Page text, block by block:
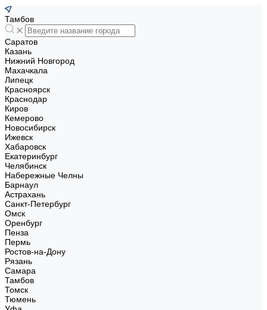
Тамбов
Саратов
Казань
Нижний Новгород
Махачкала
Липецк
Красноярск
Краснодар
Киров
Кемерово
Новосибирск
Ижевск
Хабаровск
Екатеринбург
Челябинск
Набережные Челны
Барнаул
Астрахань
Санкт-Петербург
Омск
Оренбург
Пенза
Пермь
Ростов-на-Дону
Рязань
Самара
Тамбов
Томск
Тюмень